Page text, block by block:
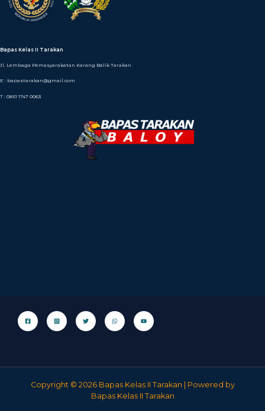
Bapas Kelas II Tarakan
Jl. Lembaga Pemasyarakatan Karang Balik Tarakan
E : bapastarakan@gmail.com
T : 0851 1747 0063
Copyright © 2026 Bapas Kelas II Tarakan | Powered by
Bapas Kelas II Tarakan